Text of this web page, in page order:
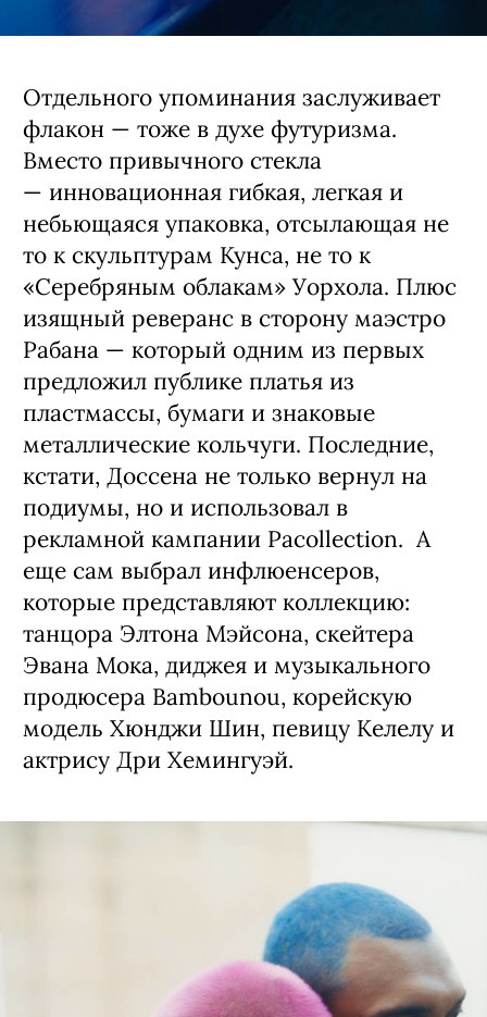
Отдельного упоминания заслуживает
флакон — тоже в духе футуризма.
Вместо привычного стекла
— инновационная гибкая, легкая и
небьющаяся упаковка, отсылающая не
то к скульптурам Кунса, не то к
«Серебряным облакам» Уорхола. Плюс
изящный реверанс в сторону маэстро
Рабана — который одним из первых
предложил публике платья из
пластмассы, бумаги и знаковые
металлические кольчуги. Последние,
кстати, Доссена не только вернул на
подиумы, но и использовал в
рекламной кампании Pacollection. А
еще сам выбрал инфлюенсеров,
которые представляют коллекцию:
танцора Элтона Мэйсона, скейтера
Эвана Мока, диджея и музыкального
продюсера Bambounou, корейскую
модель Хюнджи Шин, певицу Келелу и
актрису Дри Хемингуэй.